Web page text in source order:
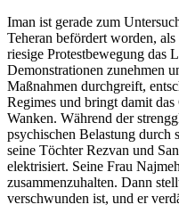
Iman ist gerade zum
Teheran befördert worden,
riesige Protestbewegung das
Demonstrationen zunehmen
Maßnahmen durchgreift,
Regimes und bringt damit
Wanken. Während der
psychischen Belastung durch
seine Töchter Rezvan und
elektrisiert. Seine Frau
zusammenzuhalten. Dann
verschwunden ist, und er